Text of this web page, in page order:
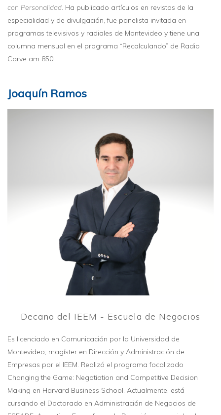
con Personalidad. Ha publicado artículos en revistas de la
especialidad y de divulgación, fue panelista invitada en
programas televisivos y radiales de Montevideo y tiene una
columna mensual en el programa “Recalculando” de Radio
Carve am 850.
Joaquín Ramos
Decano del IEEM - Escuela de Negocios
Es licenciado en Comunicación por la Universidad de
Montevideo; magíster en Dirección y Administración de
Empresas por el IEEM. Realizó el programa focalizado
Changing the Game: Negotiation and Competitive Decision
Making en Harvard Business School. Actualmente, está
cursando el Doctorado en Administración de Negocios de